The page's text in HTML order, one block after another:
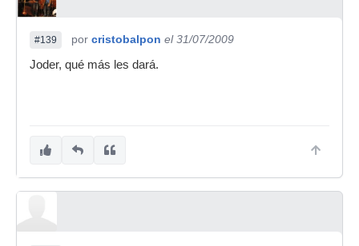
#139 por cristobalpon el 31/07/2009
Joder, qué más les dará.